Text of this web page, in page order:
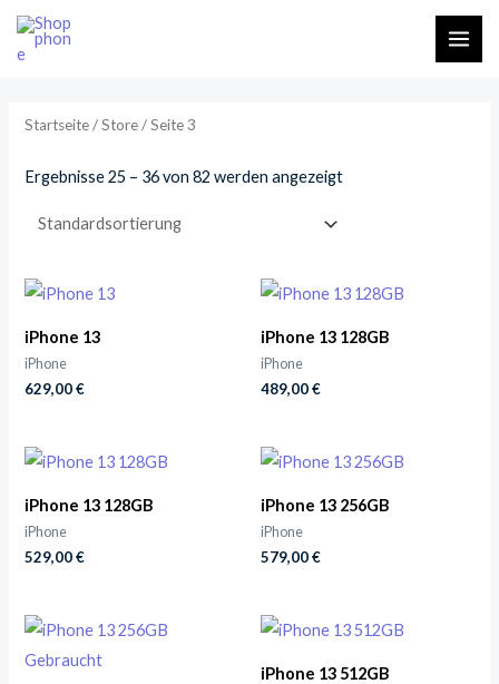
Zum
Inhalt
Startseite/Store/ Seite 3
Ergebnisse 25 – 36 von 82 werden angezeigt
iPhone 13
iPhone
629,00€
iPhone 13 128GB
iPhone
489,00€
iPhone 13 128GB
iPhone
529,00€
iPhone 13 256GB
iPhone
579,00€
iPhone 13 512GB